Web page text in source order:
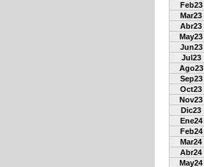
Feb23
Mar23
Abr23
May23
Jun23
Jul23
Ago23
Sep23
Oct23
Nov23
Dic23
Ene24
Feb24
Mar24
Abr24
May24